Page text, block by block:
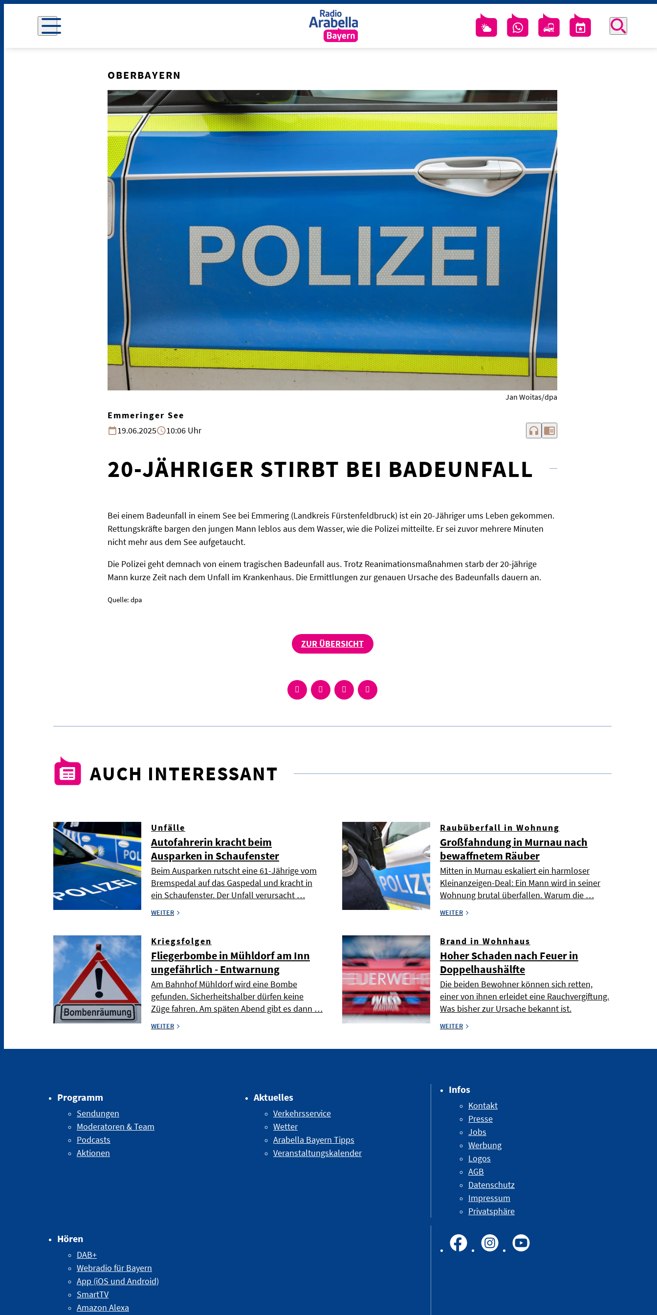
OBERBAYERN
Jan Woitas/dpa
Emmeringer See
19.06.2025
10:06 Uhr headphones chrome_reader_mode
20-JÄHRIGER STIRBT BEI BADEUNFALL
Bei einem Badeunfall in einem See bei Emmering (Landkreis Fürstenfeldbruck) ist ein 20-Jähriger ums Leben gekommen.
Rettungskräfte bargen den jungen Mann leblos aus dem Wasser, wie die Polizei mitteilte. Er sei zuvor mehrere Minuten
nicht mehr aus dem See aufgetaucht.
Die Polizei geht demnach von einem tragischen Badeunfall aus. Trotz Reanimationsmaßnahmen starb der 20-jährige
Mann kurze Zeit nach dem Unfall im Krankenhaus. Die Ermittlungen zur genauen Ursache des Badeunfalls dauern an.
Quelle: dpa
ZUR ÜBERSICHT
AUCH INTERESSANT
Unfälle
Autofahrerin kracht beim
Ausparken in Schaufenster
Beim Ausparken rutscht eine 61-Jährige vom
Bremspedal auf das Gaspedal und kracht in
ein Schaufenster. Der Unfall verursacht …
WEITER
Raubüberfall in Wohnung
Großfahndung in Murnau nach
bewaffnetem Räuber
Mitten in Murnau eskaliert ein harmloser
Kleinanzeigen-Deal: Ein Mann wird in seiner
Wohnung brutal überfallen. Warum die …
WEITER
Kriegsfolgen
Fliegerbombe in Mühldorf am Inn
ungefährlich - Entwarnung
Am Bahnhof Mühldorf wird eine Bombe
gefunden. Sicherheitshalber dürfen keine
Züge fahren. Am späten Abend gibt es dann …
WEITER
Brand in Wohnhaus
Hoher Schaden nach Feuer in
Doppelhaushälfte
Die beiden Bewohner können sich retten,
einer von ihnen erleidet eine Rauchvergiftung.
Was bisher zur Ursache bekannt ist.
WEITER
Programm
Sendungen
Moderatoren & Team
Podcasts
Aktionen
Aktuelles
Verkehrsservice
Wetter
Arabella Bayern Tipps
Veranstaltungskalender
Hören
DAB+
Webradio für Bayern
App (iOS und Android)
SmartTV
Amazon Alexa
Infos
Kontakt
Presse
Jobs
Werbung
Logos
AGB
Datenschutz
Impressum
Privatsphäre